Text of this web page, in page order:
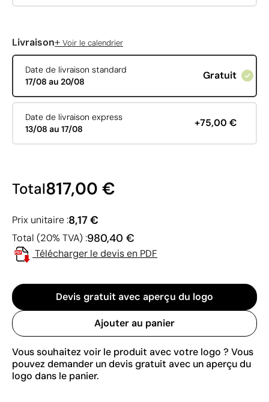
Livraison+ Voir le calendrier
Date de livraison standard
17/08 au 20/08
Gratuit
Date de livraison express
13/08 au 17/08
+75,00 €
Total817,00 €
Prix unitaire :8,17 €
Total (20% TVA) :980,40 €
Télécharger le devis en PDF
Devis gratuit avec aperçu du logo
Ajouter au panier
Vous souhaitez voir le produit avec votre logo ? Vous
pouvez demander un devis gratuit avec un aperçu du
logo dans le panier.